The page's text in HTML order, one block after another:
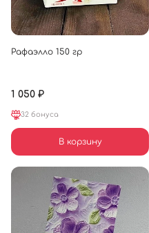
Рафаэлло 150 гр
1 050 ₽
32 бонуса
В корзину